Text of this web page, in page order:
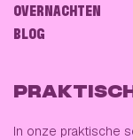
OVERNACHTEN
BLOG
PRAKTISCH
In onze praktische